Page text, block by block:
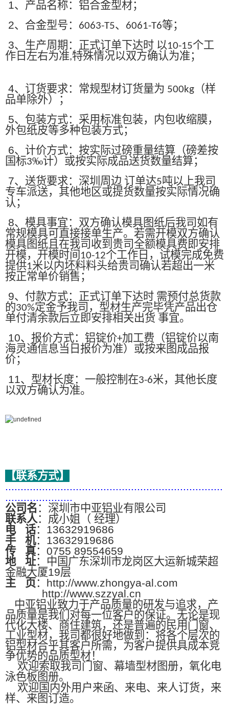
1、产品名称：铝合金型材；
2、合金型号： 6063-T5、 6061-T6等；
3、生产周期：正式订单下达时 以10-15个工
作日左右为准,特殊情况以双方确认为准；
4、订货要求：常规型材订货量为 500kg （样
品单除外）；
5、包装方式：采用标准包装，内包收缩膜，
外包纸皮等多种包装方式；
6、计价方式：按实际过磅重量结算（磅差按
国标3‰计）或按实际成品送货数量结算；
7、送货要求：深圳周边 订单达5吨以上我司
专车派送，其他地区或提货数量按实际情况确
认；
8、模具事宜：双方确认模具图纸后我司如有
常规模具可直接接单生产。若需开模双方确认
模具图纸且在我司收到贵司全额模具费即安排
开模，开模时间 10-12个工作日，试模完成免费
提供1米以内坯料料头给贵司确认若超出一米
按正常单价销售；
9、付款方式：正式订单下达时 需预付总货款
的30%定金予我司，型材生产完毕凭产品出仓
单付清余款后立即安排相关出货 事宜。
10、报价方式：铝锭价+加工费（铝锭价以南
海灵通信息当日报价为准）或按来图成品报
价；
11、型材长度：一般控制在3-6米，其他长度
以双方确认为准。
【联系方式】
.......................................................................
......................
公司名 ：深圳市中亚铝业有限公司
联系人：成小姐（ 经理）
电
话：13632919686
手 机：13632919686
传
真：0755 89554659
地
址：中国广东深圳市龙岗区大运新城荣超
金融大厦19层
主
页：http://www.zhongya-al.com
http://www.szzyal.cn
中亚铝业致力于产品质量的研发与追求，产
品质量是我们对每一位客户的保证。无论是现
代化大楼、商住建筑，还是普遍的民用门窗、
工业型材，我司都很好地做到：将各个层次的
铝型材合乎其客户所需，为客户提供具成本竞
争优势的品质型材！
欢迎索取我司门窗、幕墙型材图册，氧化电
泳色板图册。
欢迎国内外用户来函、来电、来人订货，来
样、来图订造。